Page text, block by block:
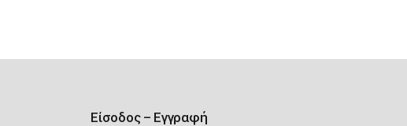
Είσοδος – Εγγραφή